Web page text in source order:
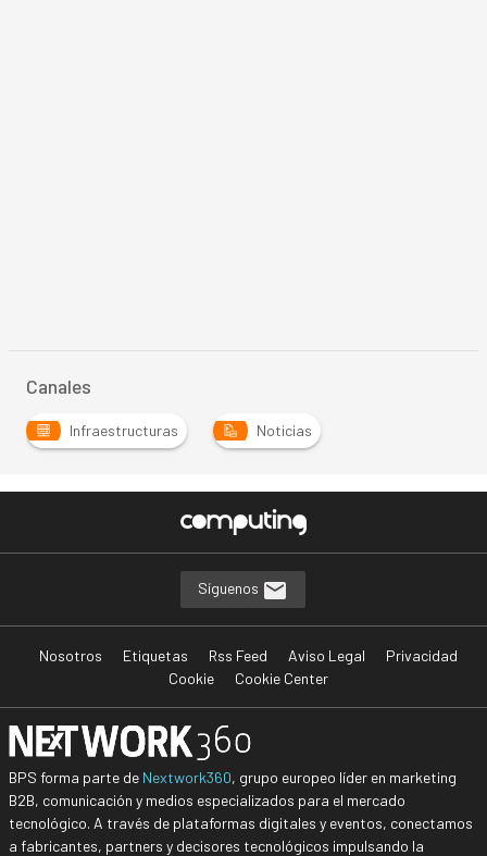
Canales
Infraestructuras Noticias
Síguenos
Nosotros Etiquetas Rss Feed Aviso Legal
Privacidad
Cookie
Cookie Center
BPS forma parte de Nextwork360, grupo europeo líder en marketing
B2B, comunicación y medios especializados para el mercado
tecnológico. A través de plataformas digitales y eventos, conectamos
a fabricantes, partners y decisores tecnológicos impulsando la